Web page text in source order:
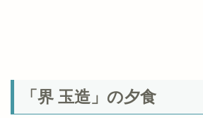
「界 玉造」の夕食